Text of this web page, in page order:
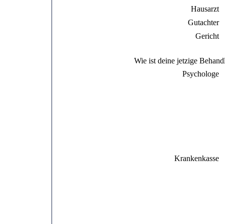
Hausarzt
Gutachter
Gericht
Wie ist deine jetzige
Psychologe
Krankenkasse